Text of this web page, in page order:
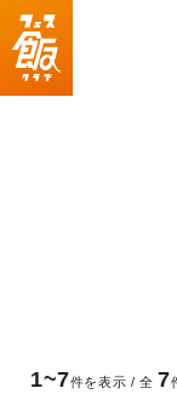
1~7件を表示 / 全 7